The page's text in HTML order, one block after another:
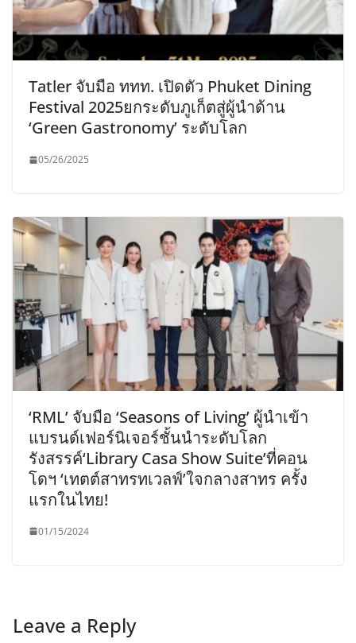
Tatler จับมือ ททท. เปิดตัว Phuket Dining
Festival 2025ยกระดับภูเก็ตสู่ผู้นำด้าน
‘Green Gastronomy’ ระดับโลก
05/26/2025
‘RML’ จับมือ ‘Seasons of Living’ ผู้นำเข้า
แบรนด์เฟอร์นิเจอร์ชั้นนำระดับโลก
รังสรรค์‘Library Casa Show Suite’ที่คอน
โดฯ ‘เทตต์สาทรทเวลฟ์’ใจกลางสาทร ครั้ง
แรกในไทย!
01/15/2024
Leave a Reply